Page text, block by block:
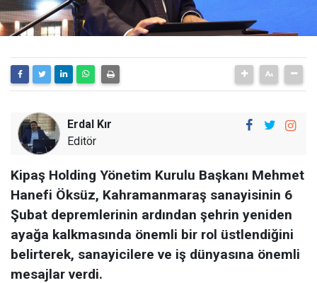
Erdal Kır
Editör
Kipaş Holding Yönetim Kurulu Başkanı Mehmet
Hanefi Öksüz, Kahramanmaraş sanayisinin 6
Şubat depremlerinin ardından şehrin yeniden
ayağa kalkmasında önemli bir rol üstlendiğini
belirterek, sanayicilere ve iş dünyasına önemli
mesajlar verdi.